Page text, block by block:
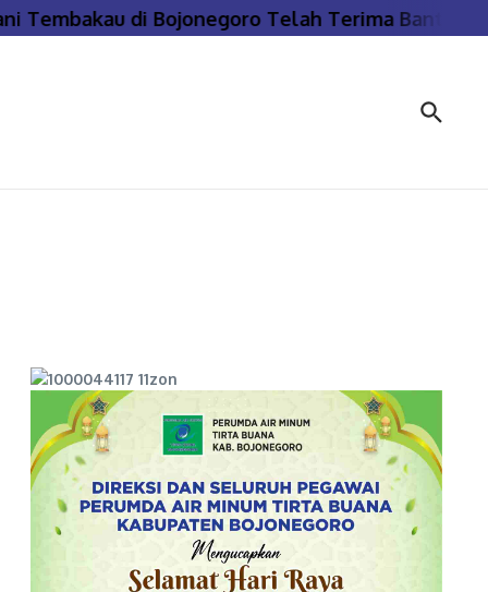
di Bojonegoro Telah Terima Bantuan